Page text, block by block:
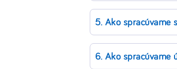
5. Ako spracúvame
6. Ako spracúvame